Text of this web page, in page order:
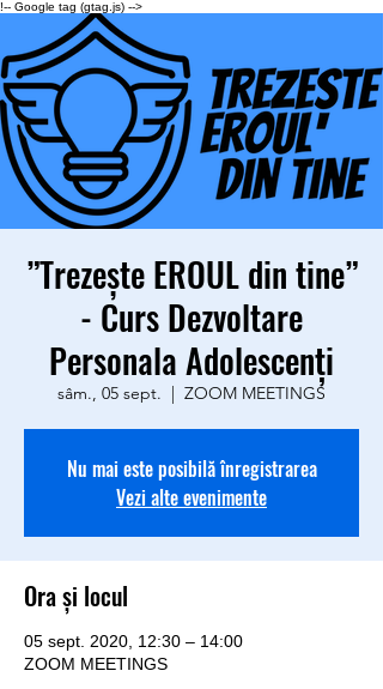
!-- Google tag (gtag.js) -->
”Trezește EROUL din tine”
- Curs Dezvoltare
Personala Adolescenți
sâm., 05 sept.
  |
ZOOM MEETINGS
Nu mai este posibilă înregistrarea
Vezi alte evenimente
Ora și locul
05 sept. 2020, 12:30 – 14:00
ZOOM MEETINGS